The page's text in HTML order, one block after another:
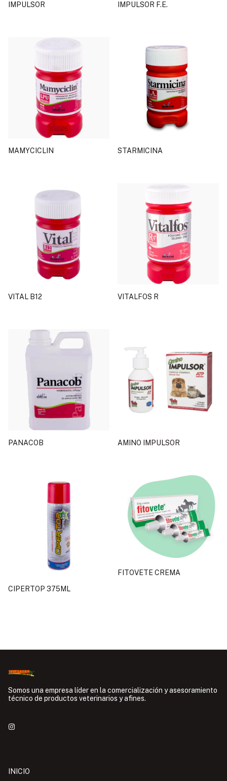
IMPULSOR IMPULSOR F.E.
MAMYCICLIN STARMICINA
VITAL B12 VITALFOS R
PANACOB AMINO IMPULSOR
CIPERTOP 375ML
FITOVETE CREMA
Somos una empresa líder en la comercialización y asesoramiento
técnico de productos veterinarios y afines.
INICIO